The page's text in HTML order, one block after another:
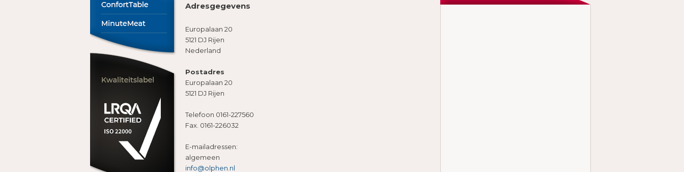
Adresgegevens
Europalaan 20
5121 DJ Rijen
Nederland
Postadres
Europalaan 20
5121 DJ Rijen
Telefoon 0161-227560
Fax. 0161-226032
E-mailadressen:
algemeen
info@olphen.nl